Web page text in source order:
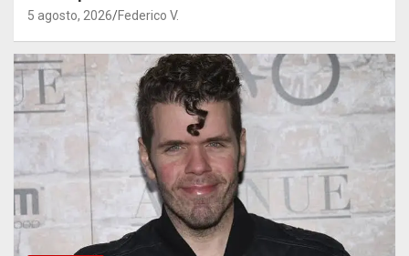
5 agosto, 2026 Federico V.